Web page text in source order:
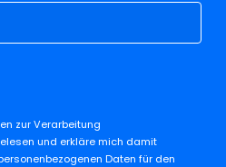
zur Verarbeitung
und erkläre mich damit
Daten für den